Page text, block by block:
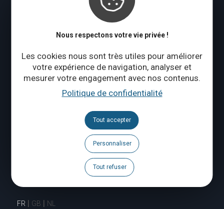
Nous respectons votre vie privée !
Les cookies nous sont très utiles pour améliorer
votre expérience de navigation, analyser et
mesurer votre engagement avec nos contenus.
Politique de confidentialité
Tout accepter
Personnaliser
Tout refuser
CONTACTEZ-NOUS
Brochures
Agenda
Espace Pro
Espace Presse
Signaler un problème
FR GB NL